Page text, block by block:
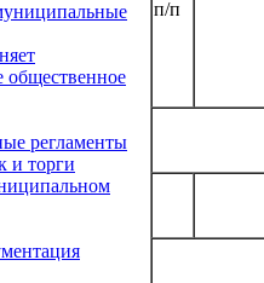
общественное
регламенты
и торги
п/п